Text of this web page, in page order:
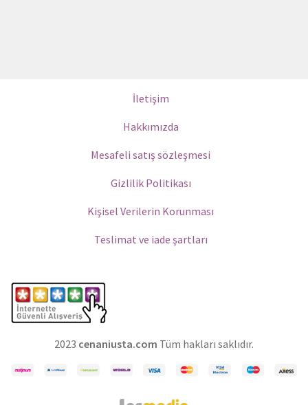
İletişim
Hakkımızda
Mesafeli satış sözleşmesi
Gizlilik Politikası
Kişisel Verilerin Korunması
Teslimat ve iade şartları
2023 cenaniusta.com Tüm hakları saklıdır.